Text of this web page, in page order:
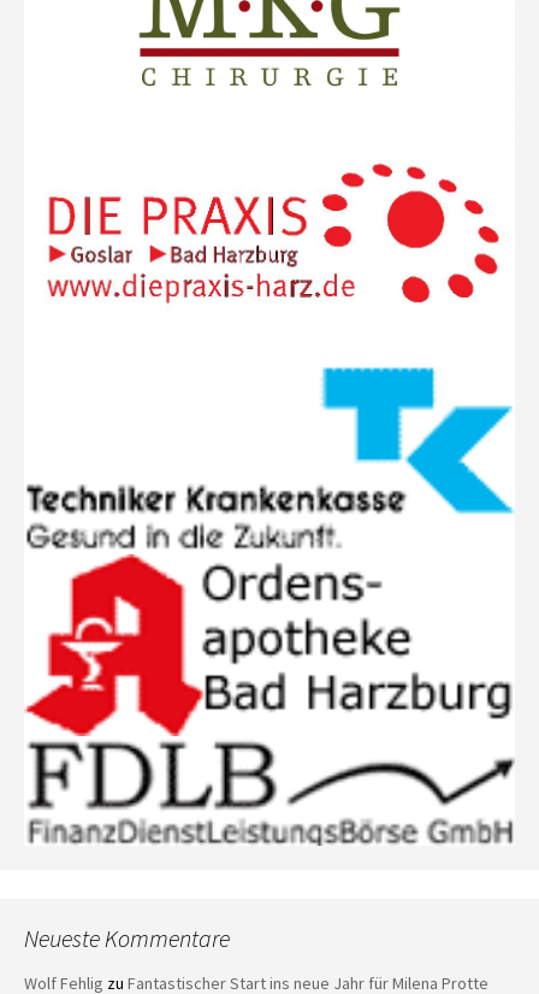
Neueste Kommentare
Wolf Fehlig zu Fantastischer Start ins neue Jahr für Milena Protte